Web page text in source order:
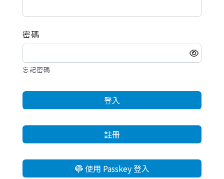
密碼
忘記密碼
登入
註冊
使用 Passkey 登入